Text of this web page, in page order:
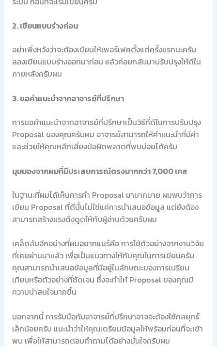
2. เขียนแบบร่างก่อน
อย่าเพิ่งหวังว่าจะต้องเขียนให้เพอร์เฟคตั้งแต่ครั้งแรกนะครับ
ลองเขียนแบบร่างออกมาก่อน แล้วค่อยกลับมาปรับปรุงให้ดีใน
ภายหลังครับผม
3. ขอคำแนะนำจากอาจารย์ที่ปรึกษา
การขอคำแนะนำจากอาจารย์ที่ปรึกษาเป็นวิธีที่ดีในการปรับปรุง
Proposal ของคุณครับผม อาจารย์สามารถให้คำแนะนำที่มีค่า
และช่วยให้คุณหลีกเลี่ยงข้อผิดพลาดที่พบบ่อยได้ครับ
มุมมองจากผมที่มีประสบการณ์ตรงมากกว่า 7,000 เคส
ในฐานะที่ผมได้เห็นการทำ Proposal มามากมาย ผมพบว่าการ
เขียน Proposal ที่ดีนั้นไม่ใช่แค่การนำเสนอข้อมูล แต่ยังต้อง
สามารถสร้างแรงดึงดูดให้กับผู้อ่านด้วยครับผม
เคล็ดลับอีกอย่างที่ผมอยากแชร์คือ การใช้ตัวอย่างจากงานวิจัย
ที่เคยผ่านมาแล้ว เพื่อเป็นแนวทางให้กับคุณในการเขียนครับ
คุณสามารถนำเสนอข้อมูลที่มีอยู่ในลักษณะของการเปรียบ
เทียบหรือตัวอย่างที่ชัดเจน ซึ่งจะทำให้ Proposal ของคุณมี
ความน่าสนใจมากขึ้น
นอกจากนี้ การรับมือกับอาจารย์ที่ปรึกษาอาจจะต้องใช้กลยุทธ์
เล็กน้อยครับ แนะนำว่าให้คุณเตรียมข้อมูลให้พร้อมก่อนที่จะเข้า
พบ เพื่อให้สามารถตอบคำถามได้อย่างมั่นใจครับผม